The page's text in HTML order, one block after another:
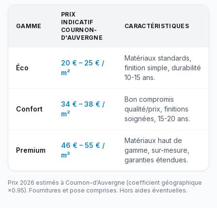
GAMME
PRIX
INDICATIF
COURNON-
D'AUVERGNE
CARACTÉRISTIQUES
Éco
20 € – 25 € /
m²
Matériaux standards,
finition simple, durabilité
10-15 ans.
Confort
34 € – 38 € /
m²
Bon compromis
qualité/prix, finitions
soignées, 15-20 ans.
Premium
46 € – 55 € /
m²
Matériaux haut de
gamme, sur-mesure,
garanties étendues.
Prix 2026 estimés à Cournon-d'Auvergne (coefficient géographique
×0.95). Fournitures et pose comprises. Hors aides éventuelles.